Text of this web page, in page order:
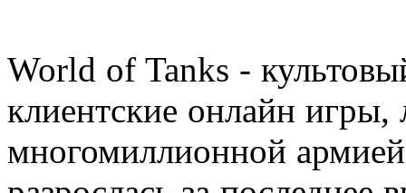
World of Tanks -
клиентские онлайн игры,
многомиллионной